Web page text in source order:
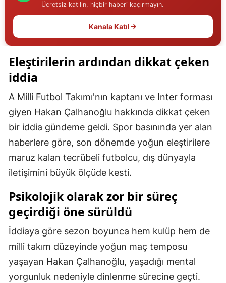
Gaziantep
Giresun
Hatay
Isparta
Mersin
İstanbul
İzmir
Kars
Kastamonu
Kayseri
Kırklareli
Kırşehir
Ücretsiz katılın, hiçbir haberi kaçırmayın.
Kanala Katıl
Eleştirilerin ardından dikkat çeken
iddia
A Milli Futbol Takımı'nın kaptanı ve Inter forması
giyen Hakan Çalhanoğlu hakkında dikkat çeken
bir iddia gündeme geldi. Spor basınında yer alan
haberlere göre, son dönemde yoğun eleştirilere
maruz kalan tecrübeli futbolcu, dış dünyayla
iletişimini büyük ölçüde kesti.
Psikolojik olarak zor bir süreç
geçirdiği öne sürüldü
İddiaya göre sezon boyunca hem kulüp hem de
milli takım düzeyinde yoğun maç temposu
yaşayan Hakan Çalhanoğlu, yaşadığı mental
yorgunluk nedeniyle dinlenme sürecine geçti.